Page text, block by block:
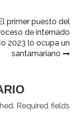
primer puesto del
de internado
2023 lo ocupa un
santamariano
Required fields